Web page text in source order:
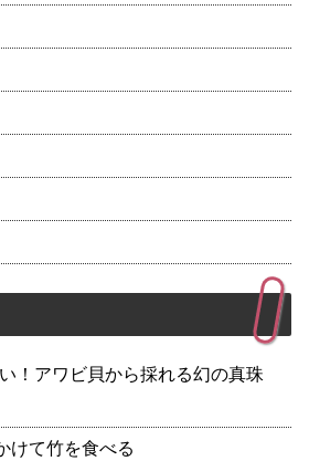
！アワビ貝から採れる幻の真珠
けて竹を食べる